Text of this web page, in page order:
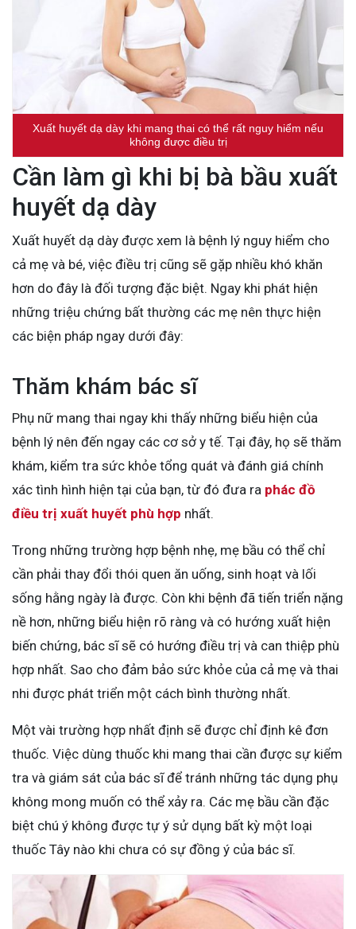
Xuất huyết dạ dày khi mang thai có thể rất nguy hiểm nếu
không được điều trị
Cần làm gì khi bị bà bầu xuất
huyết dạ dày
Xuất huyết dạ dày được xem là bệnh lý nguy hiểm cho
cả mẹ và bé, việc điều trị cũng sẽ gặp nhiều khó khăn
hơn do đây là đối tượng đặc biệt. Ngay khi phát hiện
những triệu chứng bất thường các mẹ nên thực hiện
các biện pháp ngay dưới đây:
Thăm khám bác sĩ
Phụ nữ mang thai ngay khi thấy những biểu hiện của
bệnh lý nên đến ngay các cơ sở y tế. Tại đây, họ sẽ thăm
khám, kiểm tra sức khỏe tổng quát và đánh giá chính
xác tình hình hiện tại của bạn, từ đó đưa ra phác đồ
điều trị xuất huyết phù hợp nhất.
Trong những trường hợp bệnh nhẹ, mẹ bầu có thể chỉ
cần phải thay đổi thói quen ăn uống, sinh hoạt và lối
sống hằng ngày là được. Còn khi bệnh đã tiến triển nặng
nề hơn, những biểu hiện rõ ràng và có hướng xuất hiện
biến chứng, bác sĩ sẽ có hướng điều trị và can thiệp phù
hợp nhất. Sao cho đảm bảo sức khỏe của cả mẹ và thai
nhi được phát triển một cách bình thường nhất.
Một vài trường hợp nhất định sẽ được chỉ định kê đơn
thuốc. Việc dùng thuốc khi mang thai cần được sự kiểm
tra và giám sát của bác sĩ để tránh những tác dụng phụ
không mong muốn có thể xảy ra. Các mẹ bầu cần đặc
biệt chú ý không được tự ý sử dụng bất kỳ một loại
thuốc Tây nào khi chưa có sự đồng ý của bác sĩ.